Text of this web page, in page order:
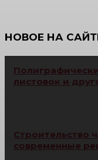
НОВОЕ НА
листовок и
Строительство
современные